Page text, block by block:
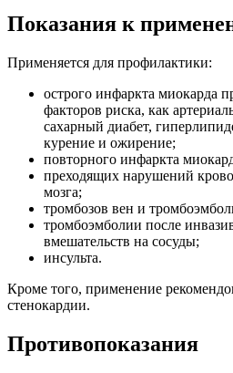
Показания к
Применяется для профилактики:
острого инфаркта миокарда
факторов риска, как
сахарный диабет,
курение и ожирение;
повторного инфаркта
преходящих нарушений
мозга;
тромбозов вен и
тромбоэмболии после
вмешательств на сосуды;
инсульта.
Кроме того, применение
стенокардии.
Противопоказания